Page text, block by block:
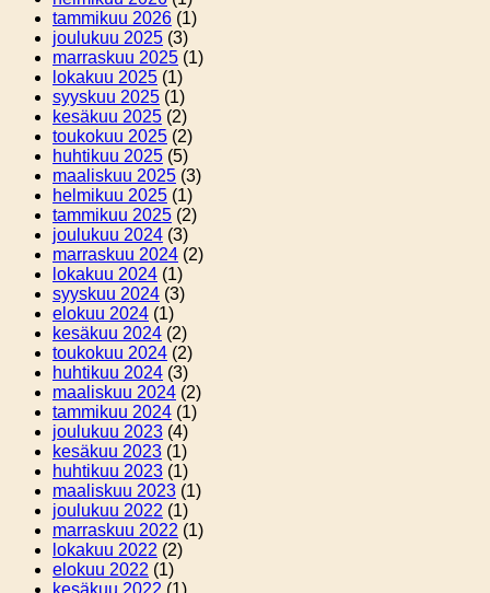
tammikuu 2026 (1)
joulukuu 2025 (3)
marraskuu 2025 (1)
lokakuu 2025 (1)
syyskuu 2025 (1)
kesäkuu 2025 (2)
toukokuu 2025 (2)
huhtikuu 2025 (5)
maaliskuu 2025 (3)
helmikuu 2025 (1)
tammikuu 2025 (2)
joulukuu 2024 (3)
marraskuu 2024 (2)
lokakuu 2024 (1)
syyskuu 2024 (3)
elokuu 2024 (1)
kesäkuu 2024 (2)
toukokuu 2024 (2)
huhtikuu 2024 (3)
maaliskuu 2024 (2)
tammikuu 2024 (1)
joulukuu 2023 (4)
kesäkuu 2023 (1)
huhtikuu 2023 (1)
maaliskuu 2023 (1)
joulukuu 2022 (1)
marraskuu 2022 (1)
lokakuu 2022 (2)
elokuu 2022 (1)